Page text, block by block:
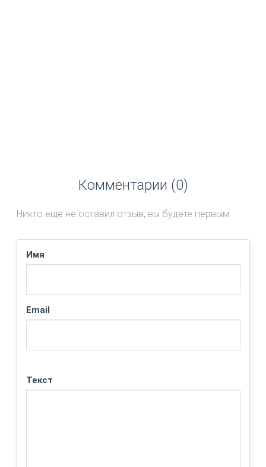
Комментарии (0)
Никто еще не оставил отзыв, вы будете первым.
Имя
Email
Текст